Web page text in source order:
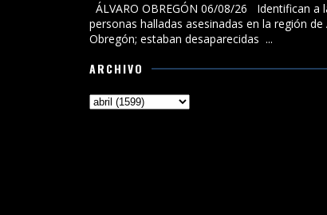
ÁLVARO OBREGÓN 06/08/26 Identifican a
personas halladas asesinadas en la región de
Obregón; estaban desaparecidas ...
ARCHIVO